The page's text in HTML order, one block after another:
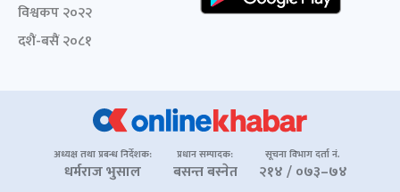
विश्वकप २०२२
दशैं-बसैं २०८१
अध्यक्ष तथा प्रबन्ध निर्देशक:
धर्मराज भुसाल
प्रधान सम्पादक:
बसन्त बस्नेत
सूचना विभाग दर्ता नं.
२१४ / ०७३–७४